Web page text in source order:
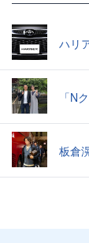
ハリ
「N
板倉